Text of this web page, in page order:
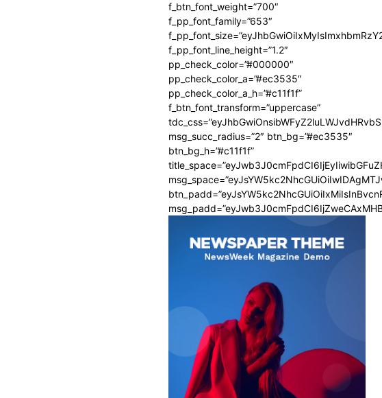
f_btn_font_weight=”700″
f_pp_font_family=”653″
f_pp_font_line_height=”1.2″
pp_check_color=”#000000″
pp_check_color_a=”#ec3535″
pp_check_color_a_h=”#c11f1f”
f_btn_font_transform=”uppercase”
msg_succ_radius=”2″ btn_bg=”#ec3535″
btn_bg_h=”#c11f1f”